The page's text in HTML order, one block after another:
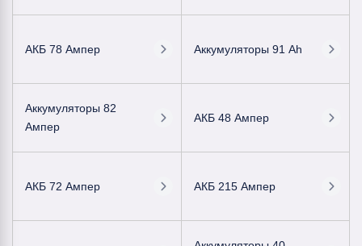
АКБ 78 Ампер Аккумуляторы 91 Ah
Аккумуляторы 82
Ампер
АКБ 48 Ампер
АКБ 72 Ампер АКБ 215 Ампер